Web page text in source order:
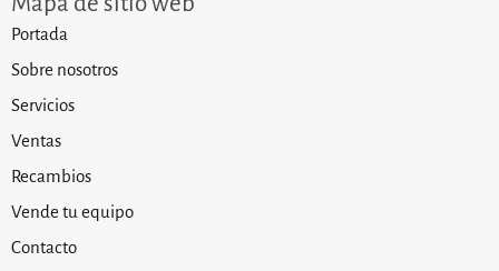
Portada
Sobre nosotros
Servicios
Ventas
Recambios
Vende tu equipo
Contacto